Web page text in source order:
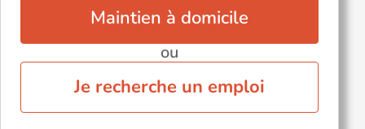
Maintien à domicile
ou
Je recherche un emploi